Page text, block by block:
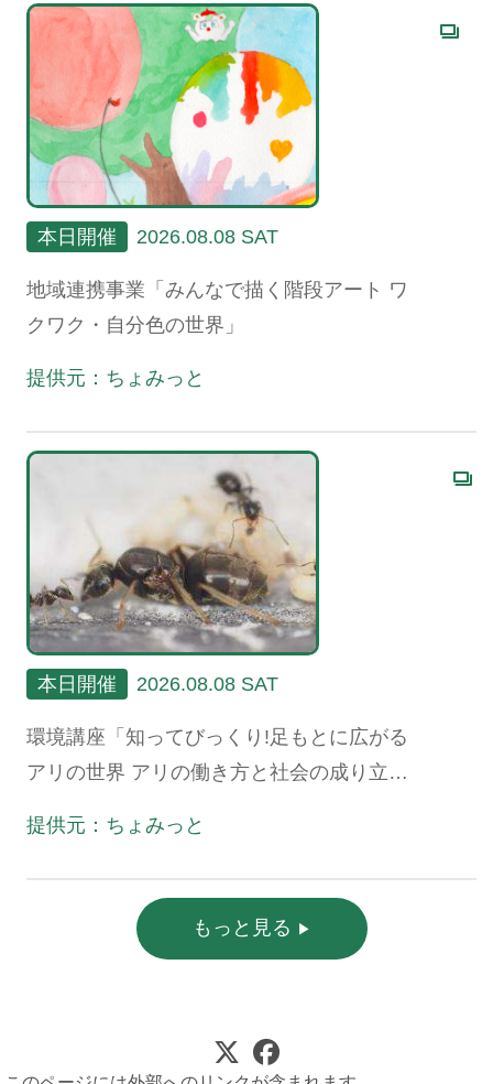
本日開催 2026.08.08 SAT
地域連携事業「みんなで描く階段アート ワ
クワク・自分色の世界」
提供元：ちょみっと
本日開催 2026.08.08 SAT
環境講座「知ってびっくり!足もとに広がる
アリの世界 アリの働き方と社会の成り立
提供元：ちょみっと
もっと見る